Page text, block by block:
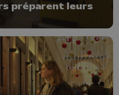
préparent leurs